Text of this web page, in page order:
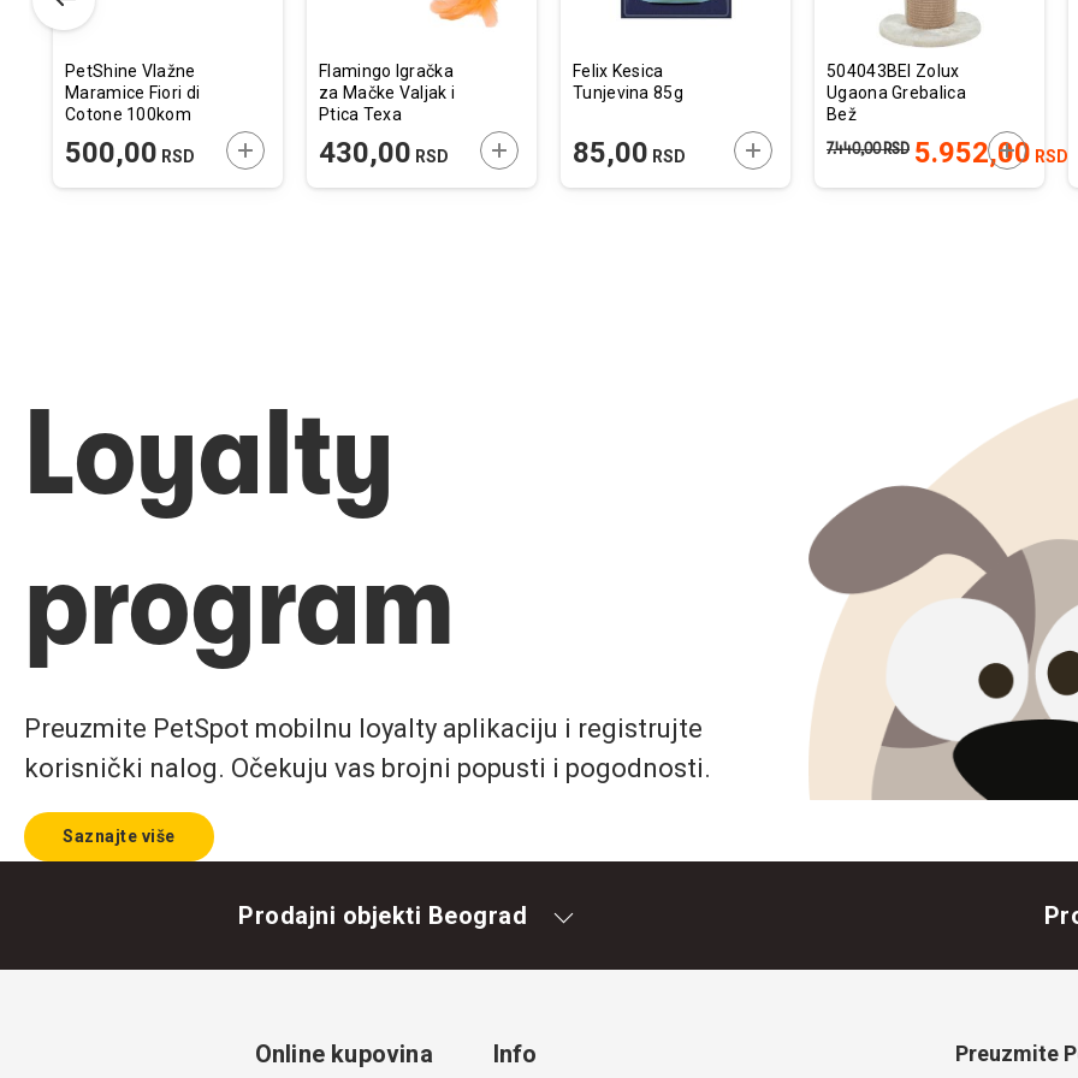
U KORPU
PetShine Vlažne
Maramice Fiori di
Cotone 100kom
500,00 RSD DODAJTE U KORPU
Flamingo Igračka
za Mačke Valjak i
Ptica Texa
2,3x12x9cm
430,00 RSD DODAJTE U KORPU
Felix Kesica
Tunjevina 85g
85,00 RSD DODAJTE U KORPU
504043BEI Zolux
Ugaona Grebalica
Bež
5.952,00 RSD
7.440,00RSD
Loyalty
program
Preuzmite PetSpot mobilnu loyalty aplikaciju i registrujte
korisnički nalog. Očekuju vas brojni popusti i pogodnosti.
Saznajte više
Prodajni objekti Beograd
Online kupovina Info Preuzmite